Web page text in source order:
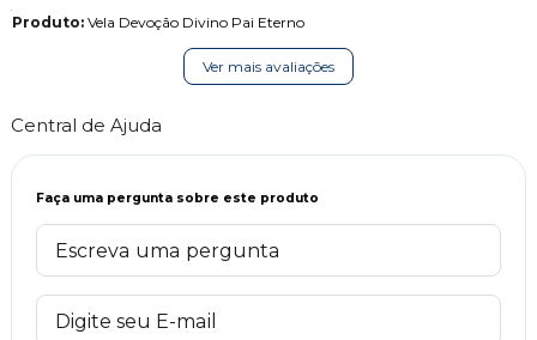
Produto:Vela Devoção Divino Pai Eterno
Ver mais avaliações
Central de Ajuda
Faça uma pergunta sobre este produto